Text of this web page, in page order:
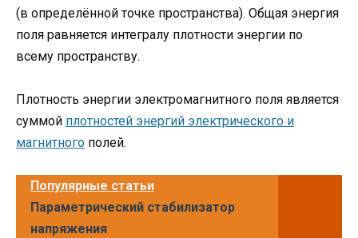
(в определённой точке пространства). Общая энергия
поля равняется интегралу плотности энергии по
всему пространству.
Плотность энергии электромагнитного поля является
суммой плотностей энергий электрического и
магнитного полей.
Популярные статьи
Параметрический стабилизатор
напряжения